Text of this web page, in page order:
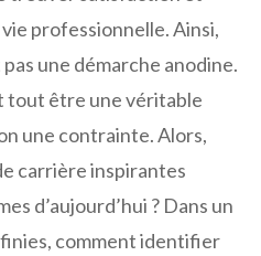
professionnelle. Ainsi,
une démarche anodine.
tout être une véritable
une contrainte. Alors,
carrière inspirantes
d’aujourd’hui ? Dans un
comment identifier